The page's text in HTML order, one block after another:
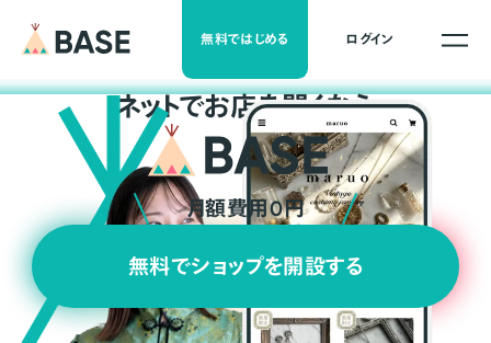
無料ではじめる ログイン
ネットでお店を開くなら
月額費用0円
無料でショップを開設する